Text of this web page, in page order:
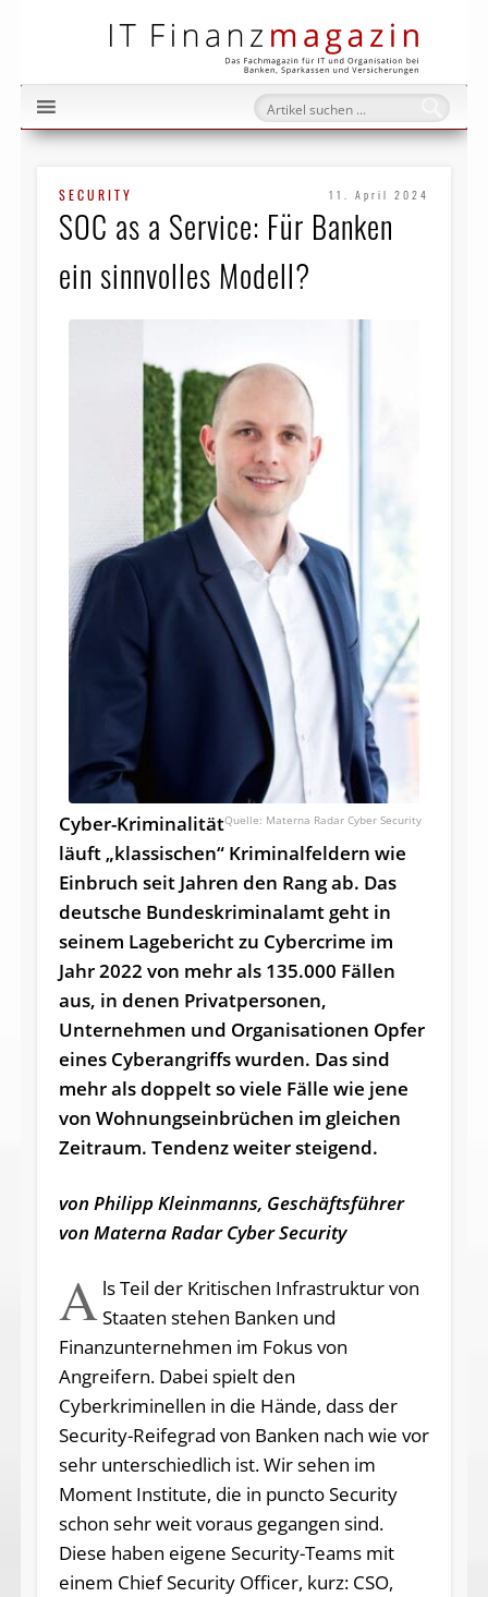
SECURITY 11. April 2024
SOC as a Service: Für Banken
ein sinnvolles Modell?
Materna Radar Cyber Security
Cyber-Kriminalität
läuft „klassischen“ Kriminalfeldern wie
Einbruch seit Jahren den Rang ab. Das
deutsche Bundeskriminalamt geht in
seinem Lagebericht zu Cybercrime im
Jahr 2022 von mehr als 135.000 Fällen
aus, in denen Privatpersonen,
Unternehmen und Organisationen Opfer
eines Cyberangriffs wurden. Das sind
mehr als doppelt so viele Fälle wie jene
von Wohnungseinbrüchen im gleichen
Zeitraum. Tendenz weiter steigend.
von Philipp Kleinmanns, Geschäftsführer
von Materna Radar Cyber Security
A ls Teil der Kritischen Infrastruktur von
Staaten stehen Banken und
Finanzunternehmen im Fokus von
Angreifern. Dabei spielt den
Cyberkriminellen in die Hände, dass der
Security-Reifegrad von Banken nach wie vor
sehr unterschiedlich ist. Wir sehen im
Moment Institute, die in puncto Security
schon sehr weit voraus gegangen sind.
Diese haben eigene Security-Teams mit
einem Chief Security Officer, kurz: CSO,